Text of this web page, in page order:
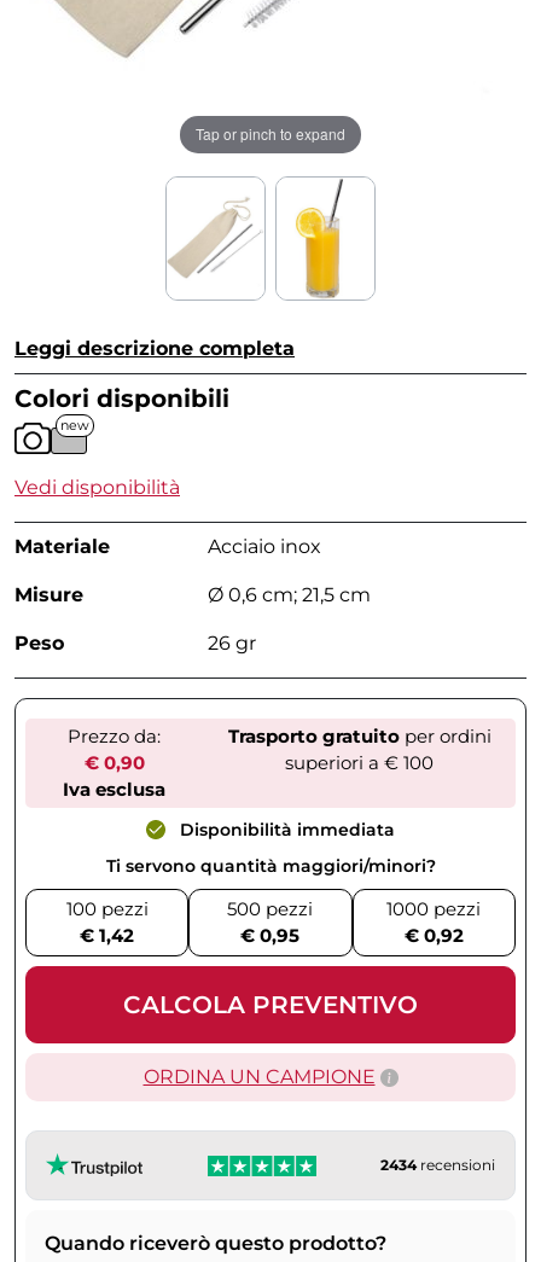
Tap or pinch to expand
Leggi descrizione completa
Colori disponibili
new
Vedi disponibilità
Materiale Acciaio inox
Misure Ø 0,6 cm; 21,5 cm
Peso 26 gr
Prezzo da:
€ 0,90
Iva esclusa
Trasporto gratuitoper ordini
superiori a € 100
Disponibilità immediata
Ti servono quantità maggiori/minori?
100 pezzi
€ 1,42
500 pezzi
€ 0,95
1000 pezzi
€ 0,92
CALCOLA PREVENTIVO
ORDINA UN CAMPIONE
2434recensioni
Quando riceverò questo prodotto?